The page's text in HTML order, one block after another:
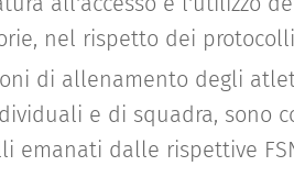
nel rispetto dei
di allenamento degli
e di squadra, sono
emanati dalle rispettive